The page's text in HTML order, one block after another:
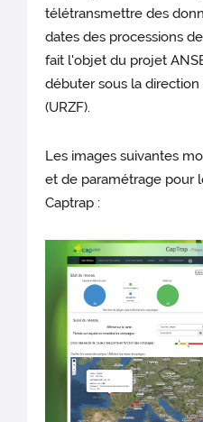
télétransmettre des
dates des processions
fait l'objet du projet
débuter sous la
(URZF).
Les images suivantes
et de paramétrage pour
Captrap :